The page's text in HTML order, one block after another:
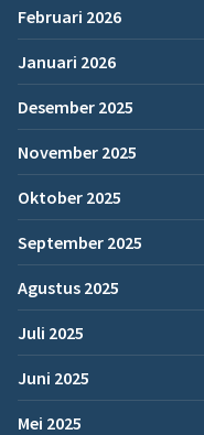
Februari 2026
Januari 2026
Desember 2025
November 2025
Oktober 2025
September 2025
Agustus 2025
Juli 2025
Juni 2025
Mei 2025